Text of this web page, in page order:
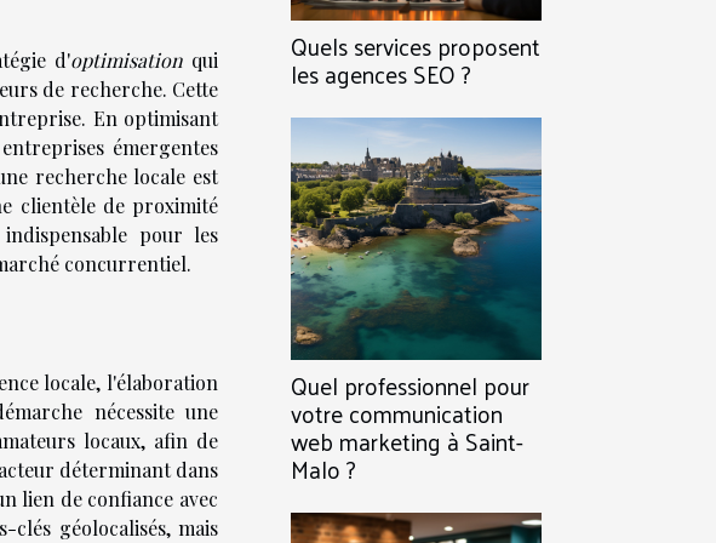
d'optimisationqui
de recherche. Cette
En optimisant
émergentes
recherche locale est
clientèle de proximité
pour les
concurrentiel.
locale, l'élaboration
nécessite une
locaux, afin de
déterminant dans
lien de confiance avec
géolocalisés, mais
Quels services proposent
les agences SEO ?
Quel professionnel pour
votre communication
web marketing à Saint-
Malo ?